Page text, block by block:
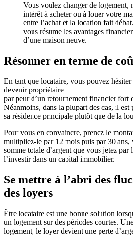
Vous voulez changer de logement,
intérêt à acheter ou à louer votre
entre l’achat et la location fait
vous résume les avantages
d’une maison neuve.
Résonner en terme de
En tant que locataire, vous pouvez
devenir propriétaire
par peur d’un retournement financier fort
Néanmoins, dans la plupart des cas, il est
sa résidence principale plutôt que de la
Pour vous en convaincre, prenez le
multipliez-le par 12 mois puis par 30 ans,
somme totale d’argent que vous jetez par
l’investir dans un capital immobilier.
Se mettre à l’abri des
des loyers
Être locataire est une bonne solution
un logement sur des périodes courtes.
logement, le loyer devient une perte